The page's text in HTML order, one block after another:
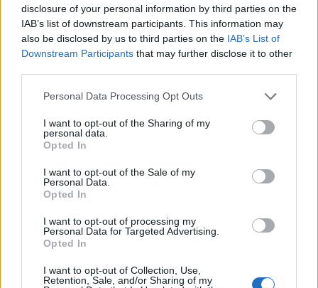
disclosure of your personal information by third parties on the
IAB’s list of downstream participants. This information may
also be disclosed by us to third parties on the IAB’s List of
Downstream Participants that may further disclose it to other
Personal Data Processing Opt Outs
I want to opt-out of the Sharing of my
personal data.
Opted In
I want to opt-out of the Sale of my
Personal Data.
Opted In
I want to opt-out of processing my
Personal Data for Targeted Advertising.
Opted In
I want to opt-out of Collection, Use,
Retention, Sale, and/or Sharing of my
Belváros-Lipótváros
játszótér
Város-Teampannon Kereskedelmi és Szolgáltató Kft.
Indulhat a Honvéd tér megújításának tervezése, ahol a
klímatudatos gondolkodás és a helyi identitás erősítése kerül a
középpontba.